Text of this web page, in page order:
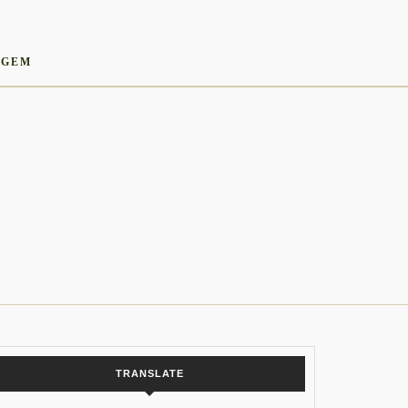
TRANSLATE